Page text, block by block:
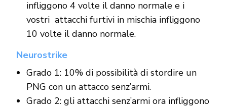
infliggono 4 volte il danno normale e i
vostri attacchi furtivi in mischia infliggono
10 volte il danno normale.
Neurostrike
Grado 1: 10% di possibilità di stordire un
PNG con un attacco senz’armi.
Grado 2: gli attacchi senz’armi ora infliggono